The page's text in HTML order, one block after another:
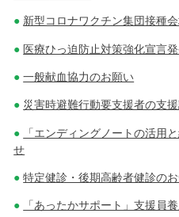
新型コロナワクチン集団接種
医療ひっ迫防止対策強化宣言
一般献血協力のお願い
災害時避難行動要支援者の支
「エンディングノートの活用
せ
特定健診・後期高齢者健診の
「あったかサポート」支援員